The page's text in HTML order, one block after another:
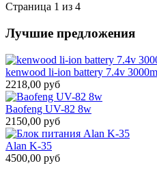
Страница 1 из 4
Лучшие предложения
kenwood li-ion battery 7.4v
2218,00 руб
Baofeng UV-82 8w
2150,00 руб
Alan K-35
4500,00 руб